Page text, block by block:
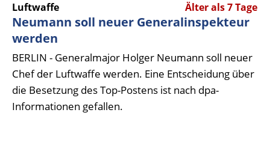
Luftwaffe Älter als 7 Tage
Neumann soll neuer Generalinspekteur
werden
BERLIN - Generalmajor Holger Neumann soll neuer
Chef der Luftwaffe werden. Eine Entscheidung über
die Besetzung des Top-Postens ist nach dpa-
Informationen gefallen.